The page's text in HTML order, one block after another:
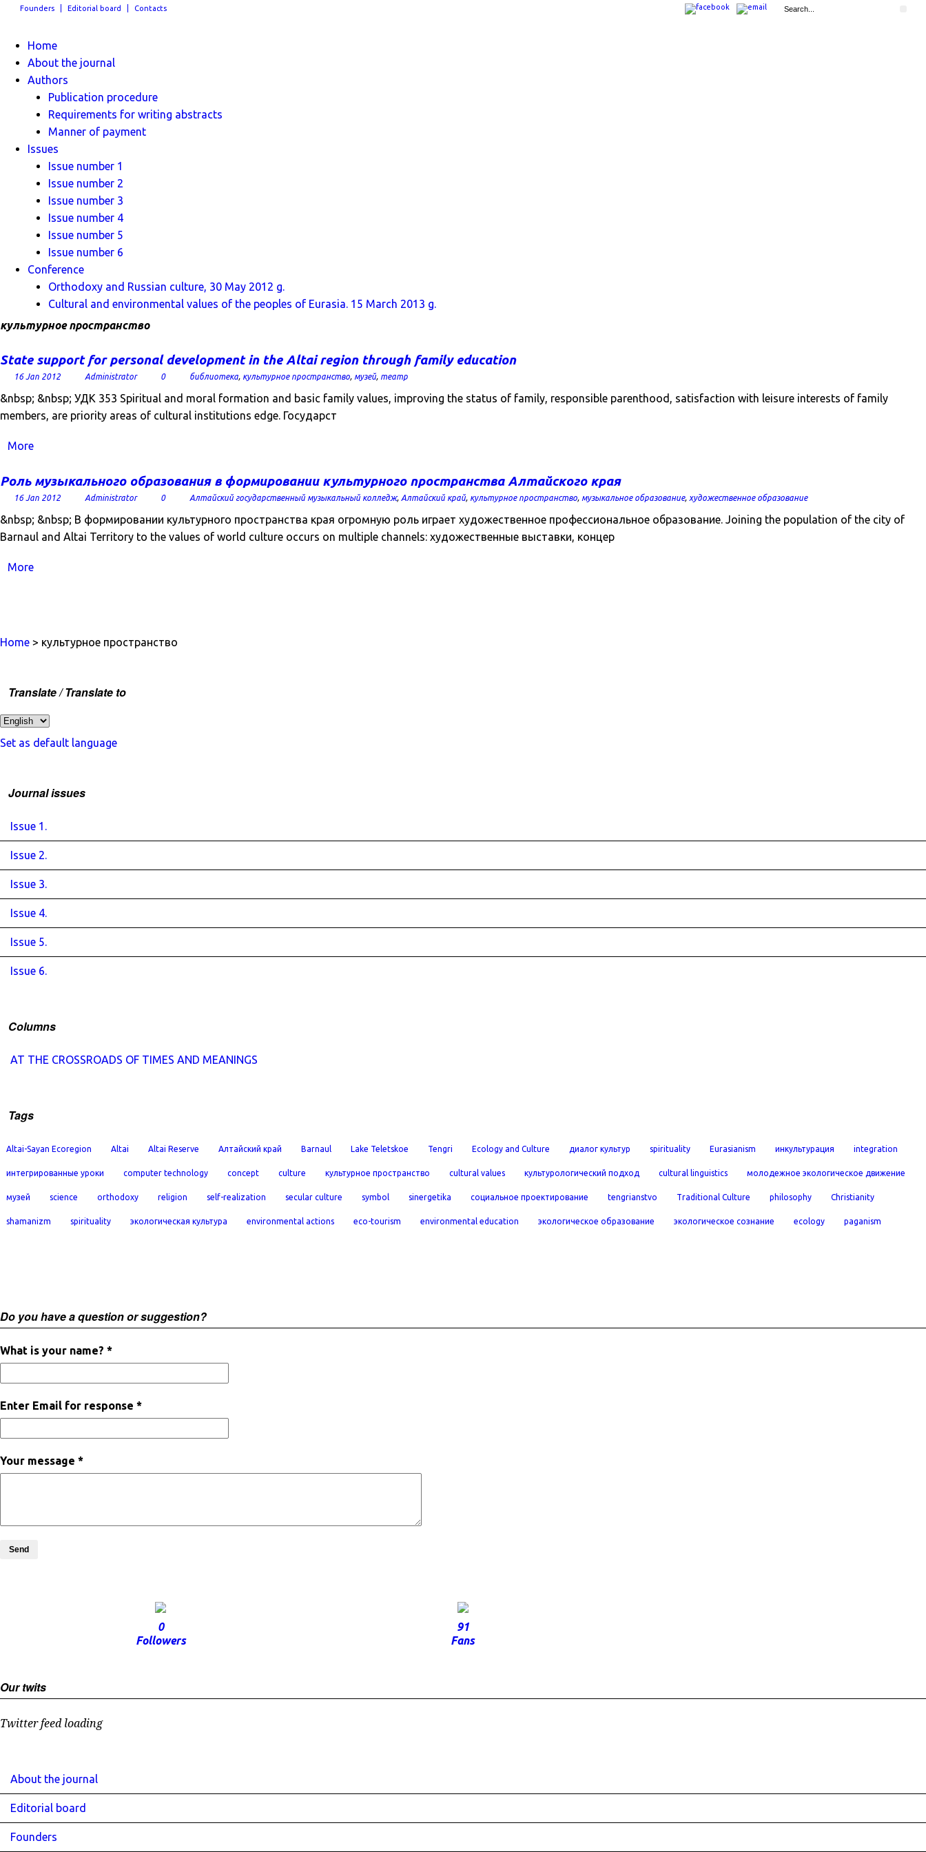
Founders Editorial board Contacts
Home
About the journal
Authors
Publication procedure
Requirements for writing abstracts
Manner of payment
Issues
Issue number 1
Issue number 2
Issue number 3
Issue number 4
Issue number 5
Issue number 6
Conference
Orthodoxy and Russian culture, 30 May 2012 g.
Cultural and environmental values ​​of the peoples of Eurasia. 15 March 2013 g.
культурное пространство
State support for personal development in the Altai region through family education
16 Jan 2012 Administrator 0 библиотека, культурное пространство, музей, театр
&nbsp; &nbsp; УДК 353 Spiritual and moral formation and basic family values, improving the status of family, responsible parenthood, satisfaction with leisure interests of family
members, are priority areas of cultural institutions edge. Государст
More
Роль музыкального образования в формировании культурного пространства Алтайского края
16 Jan 2012 Administrator 0 Алтайский государственный музыкальный колледж, Алтайский край, культурное пространство, музыкальное образование, художественное образование
&nbsp; &nbsp; В формировании культурного пространства края огромную роль играет художественное профессиональное образование. Joining the population of the city of
Barnaul and Altai Territory to the values ​​of world culture occurs on multiple channels: художественные выставки, концер
More
Home > культурное пространство
Translate / Translate to
Set as default language
Journal issues
Issue 1.
Issue 2.
Issue 3.
Issue 4.
Issue 5.
Issue 6.
Columns
AT THE CROSSROADS OF TIMES AND MEANINGS
Tags
Altai-Sayan Ecoregion Altai Altai Reserve Алтайский край Barnaul Lake Teletskoe Tengri Ecology and Culture диалог культур spirituality Eurasianism инкультурация integration
интегрированные уроки computer technology concept culture культурное пространство cultural values культурологический подход cultural linguistics молодежное экологическое движение
музей science orthodoxy religion self-realization secular culture symbol sinergetika социальное проектирование tengrianstvo Traditional Culture philosophy Christianity
shamanizm spirituality экологическая культура environmental actions eco-tourism environmental education экологическое образование экологическое сознание ecology paganism
Do you have a question or suggestion?
What is your name? *
Enter Email for response *
Your message *
Send
0
Followers
91
Fans
Our twits
Twitter feed loading
About the journal
Editorial board
Founders